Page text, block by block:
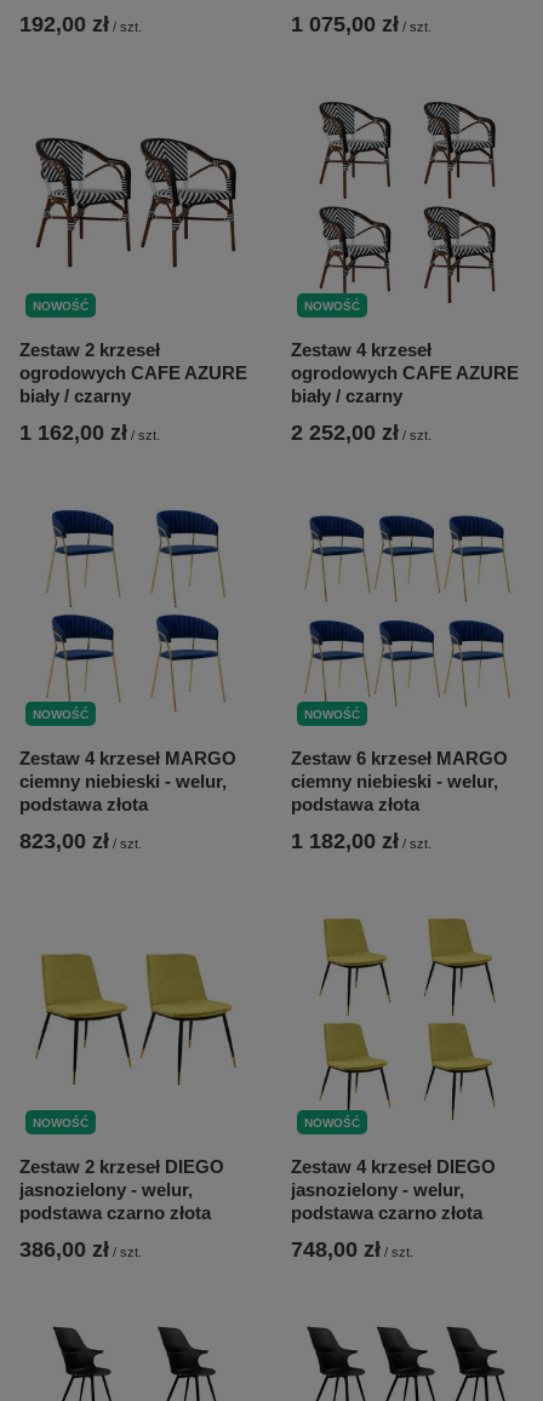
192,00 zł / szt. 1 075,00 zł / szt.
NOWOŚĆ
Zestaw 2 krzeseł
ogrodowych CAFE AZURE
biały / czarny
1 162,00 zł / szt.
NOWOŚĆ
Zestaw 4 krzeseł
ogrodowych CAFE AZURE
biały / czarny
2 252,00 zł / szt.
NOWOŚĆ
Zestaw 4 krzeseł MARGO
ciemny niebieski - welur,
podstawa złota
823,00 zł / szt.
NOWOŚĆ
Zestaw 6 krzeseł MARGO
ciemny niebieski - welur,
podstawa złota
1 182,00 zł / szt.
NOWOŚĆ
Zestaw 2 krzeseł DIEGO
jasnozielony - welur,
podstawa czarno złota
386,00 zł / szt.
NOWOŚĆ
Zestaw 4 krzeseł DIEGO
jasnozielony - welur,
podstawa czarno złota
748,00 zł / szt.